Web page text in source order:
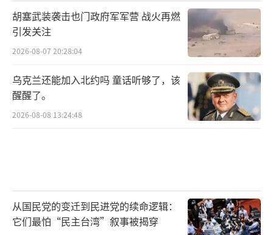
胡塞武装袭击也门政府军军营 战火再燃
引发关注
2026-08-07 20:28:04
乌克兰还能加入北约吗 童话听够了，该
醒醒了。
2026-08-08 13:24:48
从国民党的变迁到民进党的续命逻辑：
它们最怕“民主台湾”叙事被揭穿